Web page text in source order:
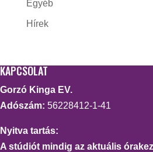
Egyéb
Hírek
KAPCSOLAT
Gorzó Kinga EV.
Adószám: 56228412-1-41
Nyitva tartás:
A stúdiót mindig az aktuális